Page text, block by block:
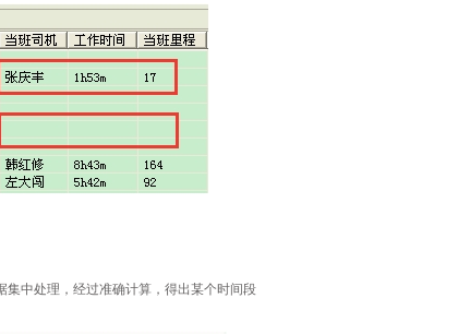
中处理，经过准确计算，得出某个时间段